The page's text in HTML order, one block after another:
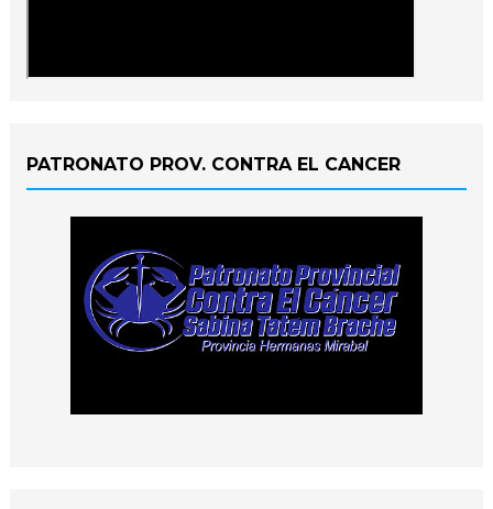
PATRONATO PROV. CONTRA EL CANCER